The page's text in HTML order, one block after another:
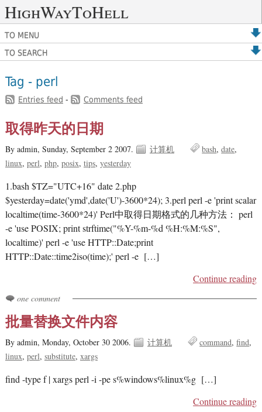
HighWayToHell
TO MENU
TO SEARCH
Tag - perl
Entries feed - Comments feed
取得昨天的日期
By admin, Sunday, September 2 2007. 计算机 bash date
linux perl php posix tips yesterday
1.bash $TZ="UTC+16" date 2.php
$yesterday=date('ymd',date('U')-3600*24); 3.perl perl -e 'print scalar
localtime(time-3600*24)' Perl中取得日期格式的几种方法： perl
-e 'use POSIX; print strftime("%Y-%m-%d %H:%M:%S",
localtime)' perl -e 'use HTTP::Date;print
HTTP::Date::time2iso(time);' perl -e […]
Continue reading
one comment
批量替换文件内容
By admin, Monday, October 30 2006. 计算机 command find
linux perl substitute xargs
find -type f | xargs perl -i -pe s%windows%linux%g […]
Continue reading